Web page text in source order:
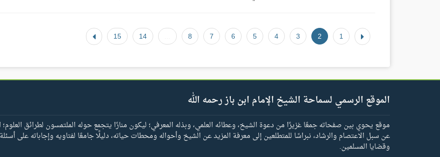
1
2
3
4
5
6
7
8
14
15
الموقع الرسمي لسماحة الشيخ الإمام ابن باز رحمه الله
موقع يحوي بين صفحاته جمعًا غزيرًا من دعوة الشيخ، وعطائه العلمي، وبذله المعرفي؛ ليكون منارًا يتجمع حوله الملتمسون لطرائق العلوم؛
عن سبل الاعتصام والرشاد، نبراسًا للمتطلعين إلى معرفة المزيد عن الشيخ وأحواله ومحطات حياته، دليلًا جامعًا لفتاويه وإجاباته على
وقضايا المسلمين.